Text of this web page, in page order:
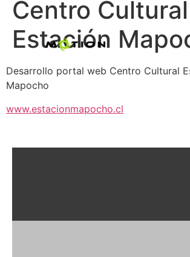
Centro Cultural
Estación
Desarrollo portal web Centro Cultural
Mapocho
www.estacionmapocho.cl